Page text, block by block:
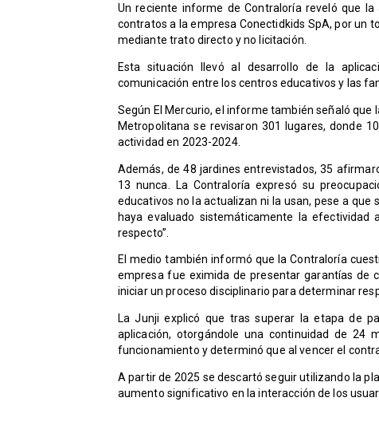
Un reciente informe de Contraloría reveló que
contratos a la empresa Conectidkids SpA, por un
mediante trato directo y no licitación.
Esta situación llevó al desarrollo de la
comunicación entre los centros educativos y las
Según El Mercurio, el informe también señaló que
Metropolitana se revisaron 301 lugares, donde
actividad en 2023-2024.
Además, de 48 jardines entrevistados, 35
13 nunca. La Contraloría expresó su
educativos no la actualizan ni la usan, pese a que
haya evaluado sistemáticamente la
respecto”.
El medio también informó que la Contraloría
empresa fue eximida de presentar garantías de
iniciar un proceso disciplinario para determinar
La Junji explicó que tras superar la etapa de
aplicación, otorgándole una continuidad de 24
funcionamiento y determinó que al vencer el
A partir de 2025 se descartó seguir utilizando la
aumento significativo en la interacción de los